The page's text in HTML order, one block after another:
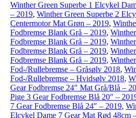
Winther Green Superbe 1 Elcykel
– 2019, Winther Green Superbe 2
Centermotor Mat Grøn – 2019,
Fodbremse Blank Grå – 2019,
Fodbremse Blank Grå – 2019,
Fodbremse Blank Grå – 2019,
Fodbremse Blank Grå – 2019,
Fod-/Rullebremse – Gråsølv 2018,
Fod-/Rullebremse – Hvidsølv 2018,
Gear Fodbremse 24″ Mat Grå/Blå –
Pige 3 Gear Fodbremse Blå 20″ –
7 Gear Fodbremse Blå 24″ – 2019,
Elcykel Dame 7 Gear Mat Rød 48cm